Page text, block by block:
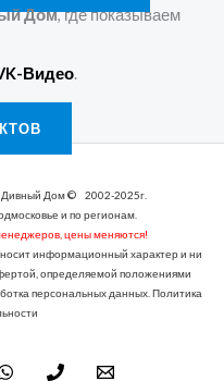
Дом, где показываем
Видео.
Дом © 2002-2025г.
и по регионам.
цены меняются!
информационный характер и ни
определяемой положениями
персональных данных. Политика